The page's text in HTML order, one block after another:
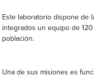
Este laboratorio dispone de
integrados un equipo de
población.
Una de sus misiones es